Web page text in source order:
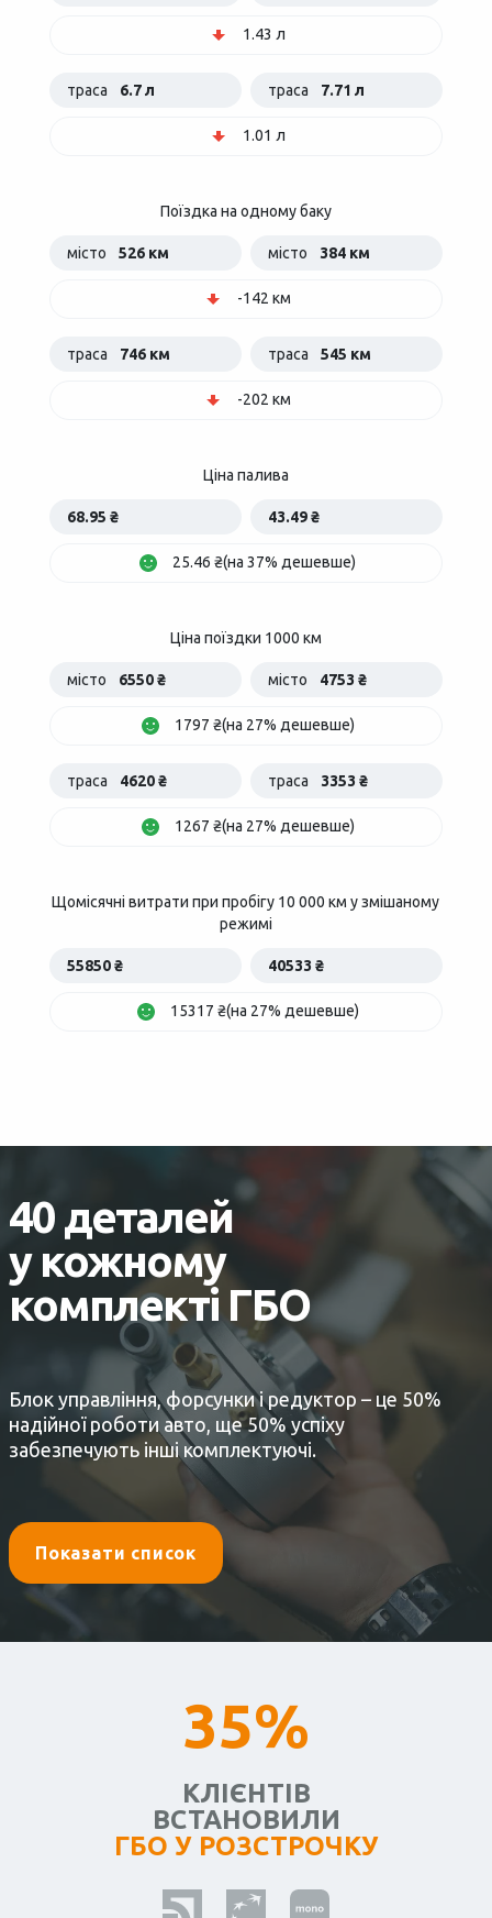
1.43 л
траса 6.7 л траса 7.71 л
1.01 л
Поїздка на одному баку
місто 526 км місто 384 км
-142 км
траса 746 км траса 545 км
-202 км
Ціна палива
68.95 ₴ 43.49 ₴
25.46 ₴(на 37% дешевше)
Ціна поїздки 1000 км
місто 6550 ₴ місто 4753 ₴
1797 ₴(на 27% дешевше)
траса 4620 ₴ траса 3353 ₴
1267 ₴(на 27% дешевше)
Щомісячні витрати при пробігу 10 000 км у змішаному
режимі
55850 ₴ 40533 ₴
15317 ₴(на 27% дешевше)
40 деталей
у кожному
комплекті ГБО
Блок управління, форсунки і редуктор – це 50%
надійної роботи авто, ще 50% успіху
забезпечують інші комплектуючі.
Показати список
35%
КЛІЄНТІВ
ВСТАНОВИЛИ
ГБО У РОЗСТРОЧКУ